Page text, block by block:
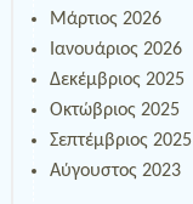
Μάρτιος 2026
Ιανουάριος 2026
Δεκέμβριος 2025
Οκτώβριος 2025
Σεπτέμβριος 2025
Αύγουστος 2023